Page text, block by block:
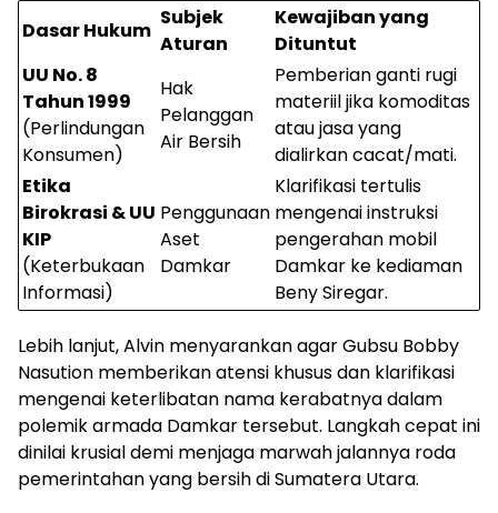
Dasar Hukum
Subjek
Aturan
Kewajiban yang
Dituntut
UU No. 8
Tahun 1999
(Perlindungan
Konsumen)
Hak
Pelanggan
Air Bersih
Pemberian ganti rugi
materiil jika komoditas
atau jasa yang
dialirkan cacat/mati.
Etika
Birokrasi & UU
KIP
(Keterbukaan
Informasi)
Penggunaan
Aset
Damkar
Klarifikasi tertulis
mengenai instruksi
pengerahan mobil
Damkar ke kediaman
Beny Siregar.
Lebih lanjut, Alvin menyarankan agar Gubsu Bobby
Nasution memberikan atensi khusus dan klarifikasi
mengenai keterlibatan nama kerabatnya dalam
polemik armada Damkar tersebut. Langkah cepat ini
dinilai krusial demi menjaga marwah jalannya roda
pemerintahan yang bersih di Sumatera Utara.